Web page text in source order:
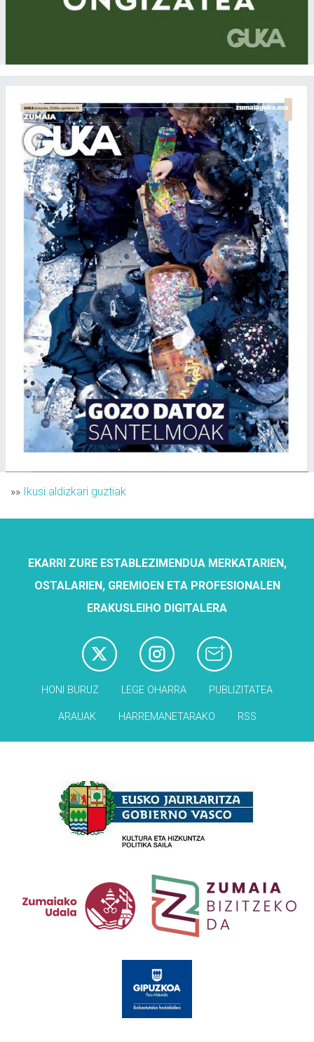
»» Ikusi aldizkari guztiak
EKARRI ZURE ESTABLEZIMENDUA MERKATARIEN,
OSTALARIEN, GREMIOEN ETA PROFESIONALEN
ERAKUSLEIHO DIGITALERA
HONI BURUZ LEGE OHARRA PUBLIZITATEA
ARAUAK HARREMANETARAKO RSS